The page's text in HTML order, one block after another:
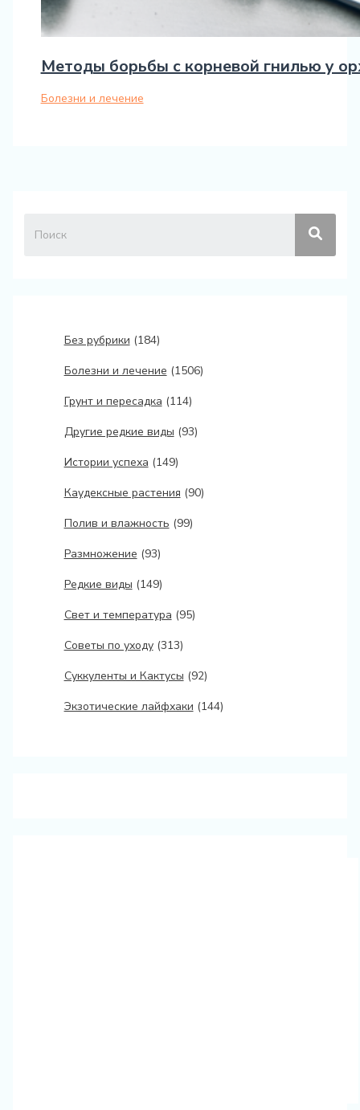
Методы борьбы с корневой гнилью у
Болезни и лечение
Без рубрики (184)
Болезни и лечение (1506)
Грунт и пересадка (114)
Другие редкие виды (93)
Истории успеха (149)
Каудексные растения (90)
Полив и влажность (99)
Размножение (93)
Редкие виды (149)
Свет и температура (95)
Советы по уходу(313)
Суккуленты и Кактусы (92)
Экзотические лайфхаки (144)